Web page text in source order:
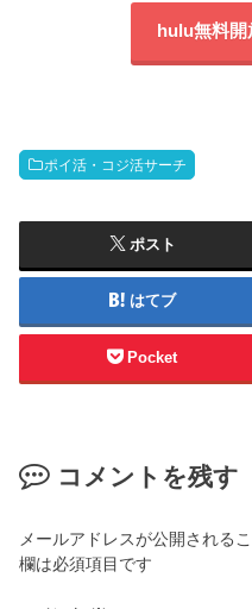
hulu無料開
ポイ活・コジ活サーチ
ポスト
はてブ
Pocket
コメントを残す
メールアドレスが公開される
欄は必須項目です